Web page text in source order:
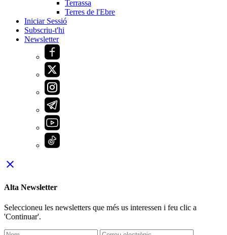
Terrassa
Terres de l'Ebre
Iniciar Sessió
Subscriu-t'hi
Newsletter
close
Alta Newsletter
Seleccioneu les newsletters que més us interessen i feu clic a
'Continuar'.